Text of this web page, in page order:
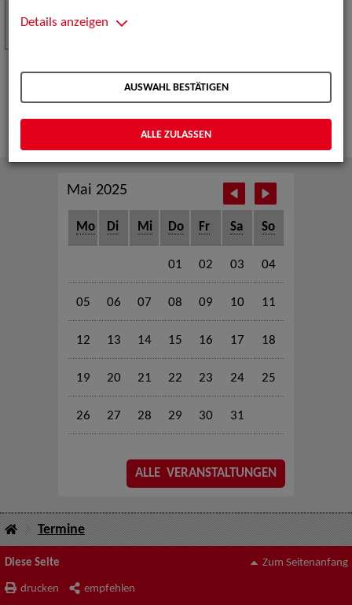
Serienfestival Weimar
TeleVisionale – Film- und Serienfestival in Weimar
und Eventpartnerin des Crew Call Weimar.
Mehr
NOV
Mai 2025
Mo Di Mi Do Fr Sa So
01 02 03 04
05 06 07 08 09 10 11
12 13 14 15 16 17 18
19 20 21 22 23 24 25
26 27 28 29 30 31
ALLE VERANSTALTUNGEN
Termine
Diese Seite
drucken empfehlen
Zum Seitenanfang
Details anzeigen
AUSWAHL BESTÄTIGEN
ALLE ZULASSEN